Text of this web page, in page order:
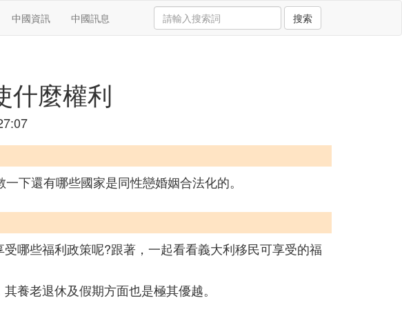
中國資訊 中國訊息 搜索
什麼權利
下還有哪些國家是同性戀婚姻合法化的。
哪些福利政策呢?跟著，一起看看義大利移民可享受的福
養老退休及假期方面也是極其優越。